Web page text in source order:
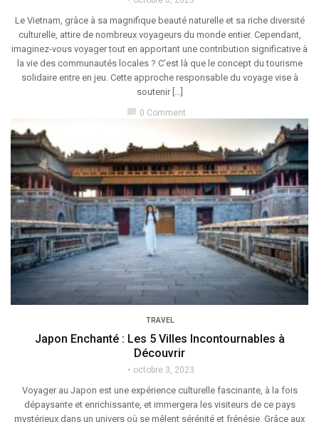
Le Vietnam, grâce à sa magnifique beauté naturelle et sa riche diversité
culturelle, attire de nombreux voyageurs du monde entier. Cependant,
imaginez-vous voyager tout en apportant une contribution significative à
la vie des communautés locales ? C’est là que le concept du tourisme
solidaire entre en jeu. Cette approche responsable du voyage vise à
soutenir […]
0 Comment
TRAVEL
Japon Enchanté : Les 5 Villes Incontournables à
Découvrir
octobre 3, 2023
Voyager au Japon est une expérience culturelle fascinante, à la fois
dépaysante et enrichissante, et immergera les visiteurs de ce pays
mystérieux dans un univers où se mêlent sérénité et frénésie. Grâce aux